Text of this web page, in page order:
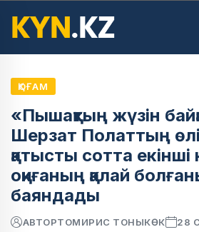
ҚОҒАМ
«Пышақтың жүзін
Шерзат Полаттың
қатысты сотта екінші
оқиғаның қалай
баяндады
АВТОРТОМИРИС ТОНЫКӨК 28